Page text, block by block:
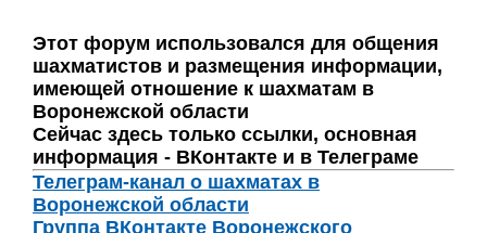
Этот форум использовался для общения
шахматистов и размещения информации,
имеющей отношение к шахматам в
Воронежской области
Сейчас здесь только ссылки, основная
информация - ВКонтакте и в Телеграме
Телеграм-канал о шахматах в
Воронежской области
Группа ВКонтакте Воронежского